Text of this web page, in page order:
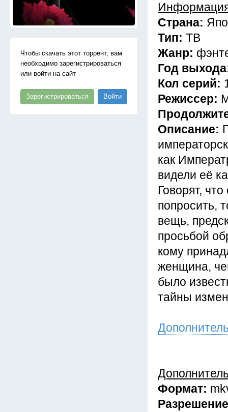
Чтобы скачать этот торрент, вам
необходимо зарегистрироваться
или войти на сайт
Зарегистрироваться Войти
Страна:
Тип: ТВ
Жанр:
Год
Кол серий:
Режиссер:
Описание:
как
видели её
Говорят,
попросить,
вещь,
просьбой
кому
женщина,
было
тайны
Формат: